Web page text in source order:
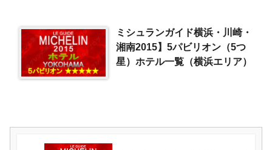
ミシュランガイド横浜・川崎・
湘南2015】5パビリオン（5つ
星）ホテル一覧（横浜エリア）